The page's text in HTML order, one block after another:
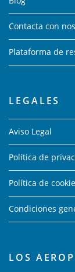
Contacta con
Plataforma de
LEGALES
Aviso Legal
Política de
Política de
Condiciones
LOS